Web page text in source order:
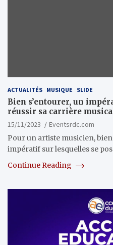
ACTUALITÉS MUSIQUE SLIDE
Bien s’entourer, un
réussir sa carrière
15/11/2023
Eventsrdc.com
Pour un artiste musicien,
impératif sur lesquelles se
Continue Reading